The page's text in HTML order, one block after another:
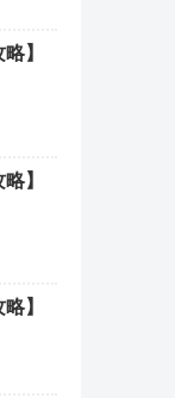
】
】
】